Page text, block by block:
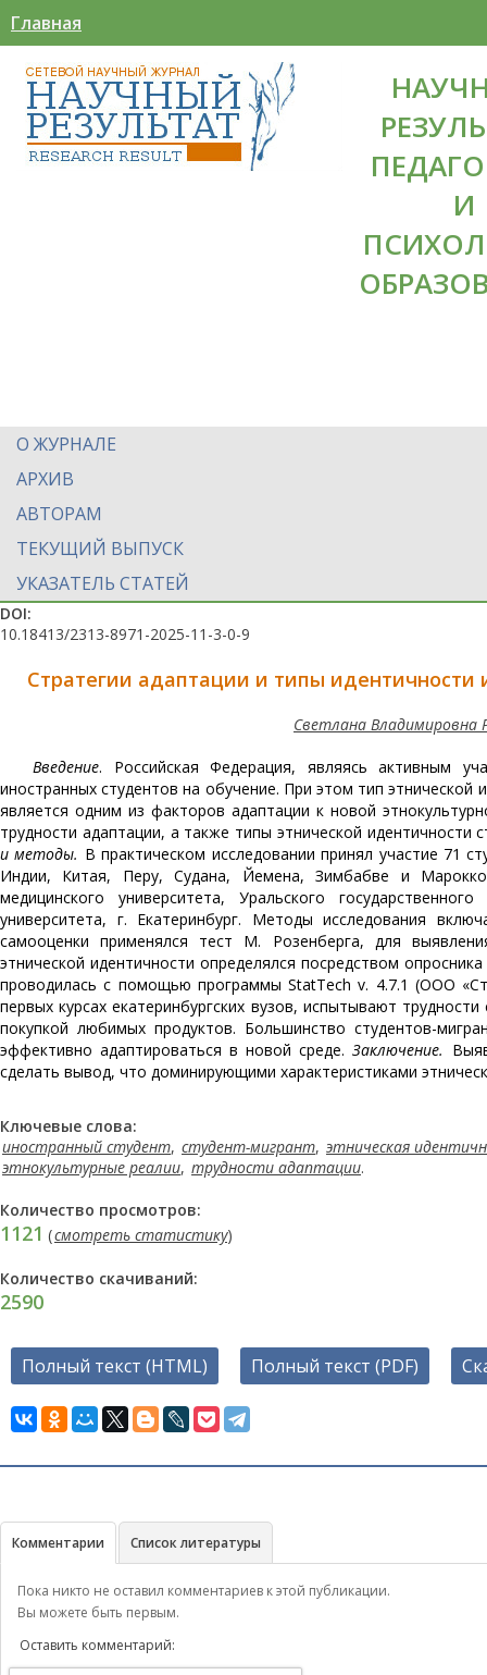
Главная
И
О ЖУРНАЛЕ
АРХИВ
АВТОРАМ
ТЕКУЩИЙ ВЫПУСК
УКАЗАТЕЛЬ СТАТЕЙ
DOI:
10.18413/2313-8971-2025-11-3-0-9
Стратегии адаптации и типы
Светлана Владимировна
Введение. Российская Федерация, являясь активным
иностранных студентов на обучение. При этом тип
является одним из факторов адаптации к новой
трудности адаптации, а также типы этнической идентичности
и методы. В практическом исследовании принял участие 71
Индии, Китая, Перу, Судана, Йемена, Зимбабве и
медицинского университета, Уральского
университета, г. Екатеринбург. Методы исследования
самооценки применялся тест М. Розенберга, для
этнической идентичности определялся посредством
проводилась с помощью программы StatTech v. 4.7.1 (ООО
первых курсах екатеринбургских вузов, испытывают
покупкой любимых продуктов. Большинство студентов-
эффективно адаптироваться в новой среде.Заключение.
сделать вывод, что доминирующими характеристиками
Ключевые слова:
иностранный студент, студент-мигрант, этническая
этнокультурные реалии, трудности адаптации.
Количество просмотров:
1121 (смотреть статистику)
Количество скачиваний:
2590
Полный текст (HTML) Полный текст (PDF)
Комментарии Список литературы
Пока никто не оставил комментариев к этой публикации.
Вы можете быть первым.
Оставить комментарий: